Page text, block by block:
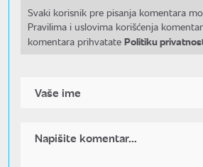
Svaki korisnik pre pisanja komentara
Pravilima i uslovima korišćenja
komentara prihvatate Politiku